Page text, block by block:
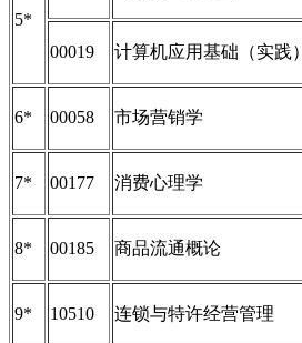
5*
00019 计算机应用基础（实践）
6* 00058 市场营销学
7* 00177 消费心理学
8* 00185 商品流通概论
9* 10510 连锁与特许经营管理